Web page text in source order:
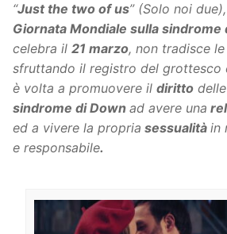
“Just the two of us” (Solo noi
Giornata Mondiale sulla sindrome
celebra il 21 marzo, non tradisce
sfruttando il registro del grottesco
è volta a promuovere il diritto delle
sindrome di Down ad avere una
ed a vivere la propria sessualità in
e responsabile.